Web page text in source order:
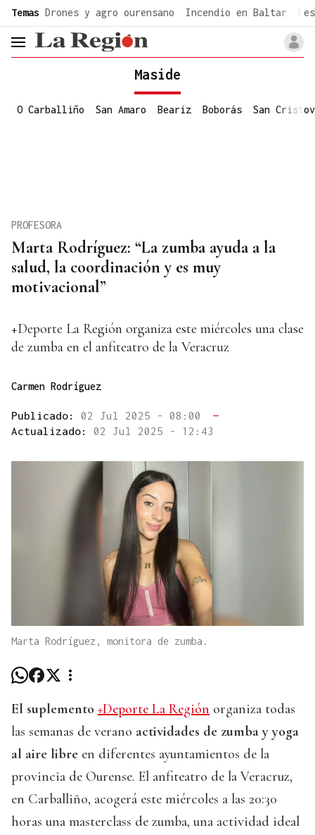
Temas Drones y agro ourensano Incendio en Baltar
header.menu.open
Maside
O Carballiño San Amaro Beariz Boborás San
Marta Rodríguez: “La zumba ayuda a la
salud, la coordinación y es muy
motivacional”
PROFESORA
+Deporte La Región organiza este miércoles una clase
de zumba en el anfiteatro de la Veracruz
Carmen Rodríguez
Publicado: 02 Jul 2025 - 08:00
—
Actualizado: 02 Jul 2025 - 12:43
Marta Rodríguez, monitora de zumba.
El suplemento +Deporte La Región organiza todas
las semanas de verano actividades de zumba y yoga
al aire libre en diferentes ayuntamientos de la
provincia de Ourense. El anfiteatro de la Veracruz,
en Carballiño, acogerá este miércoles a las 20:30
horas una masterclass de zumba, una actividad ideal